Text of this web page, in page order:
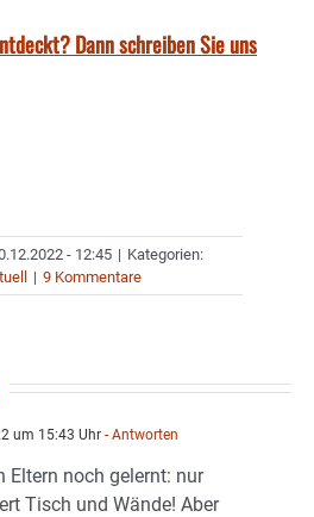
Dann schreiben Sie uns
- 12:45 | Kategorien:
| 9 Kommentare
um 15:43 Uhr - Antworten
Eltern noch gelernt: nur
Tisch und Wände! Aber